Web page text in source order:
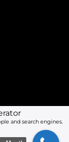
and search engines.